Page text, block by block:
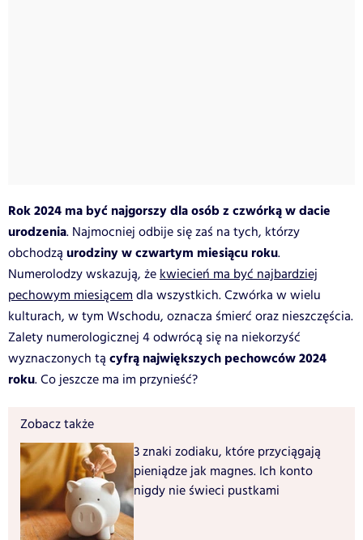
Rok 2024 ma być najgorszy dla osób z czwórką w dacie
urodzenia. Najmocniej odbije się zaś na tych, którzy
obchodzą urodziny w czwartym miesiącu roku.
Numerolodzy wskazują, żekwiecień ma być najbardziej
pechowym miesiącemdla wszystkich. Czwórka w wielu
kulturach, w tym Wschodu, oznacza śmierć oraz nieszczęścia.
Zalety numerologicznej 4 odwrócą się na niekorzyść
wyznaczonych tą cyfrą największych pechowców 2024
roku. Co jeszcze ma im przynieść?
Zobacz także
3 znaki zodiaku, które przyciągają
pieniądze jak magnes. Ich konto
nigdy nie świeci pustkami